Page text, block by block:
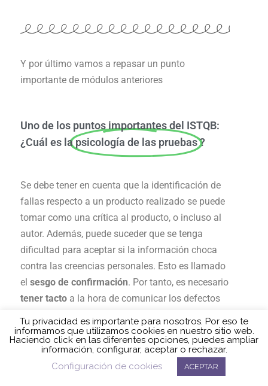
Y por último vamos a repasar un punto
importante de módulos anteriores
Uno de los puntos importantes del ISTQB:
¿Cuál es lapsicología de las pruebas?
Se debe tener en cuenta que la identificación de
fallas respecto a un producto realizado se puede
tomar como una crítica al producto, o incluso al
autor. Además, puede suceder que se tenga
dificultad para aceptar si la información choca
contra las creencias personales. Esto es llamado
el sesgo de confirmación. Por tanto, es necesario
tener tacto a la hora de comunicar los defectos
Por otro lado se debe tener en cuenta el enfoque
de los diferentes perfiles del equipo. En primer
lugar, la aproximación del programador al objeto
Tu privacidad es importante para nosotros. Por eso te
informamos que utilizamos cookies en nuestro sitio web.
Haciendo click en las diferentes opciones, puedes ampliar
información, configurar, aceptar o rechazar.
Política de cookies